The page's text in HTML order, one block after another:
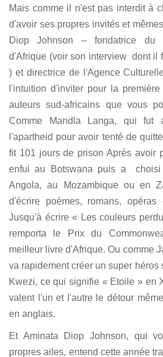
Mais comme il n'est pas interdit à
d'avoir ses propres invités et
Diop Johnson – fondatrice du
d'Afrique (voir son interview dont il
) et directrice de l'Agence
l'intuition d'inviter pour la
auteurs sud-africains que vous
Comme Mandla Langa, qui fut
l'apartheid pour avoir tenté de
fit 101 jours de prison Après avoir
enfui au Botswana puis a
Angola, au Mozambique ou en
d'écrire poèmes, romans,
Jusqu'à écrire « Les couleurs
remporta le Prix du
meilleur livre d'Afrique. Ou comme
va rapidement créer un super héros
Kwezi, ce qui signifie « Etoile » en
valent l'un et l'autre le détour
en anglais.
Et Aminata Diop Johnson, qui
propres ailes, entend cette année